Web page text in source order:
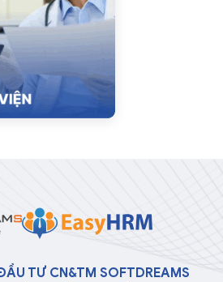
TƯ CN&TM SOFTDREAMS